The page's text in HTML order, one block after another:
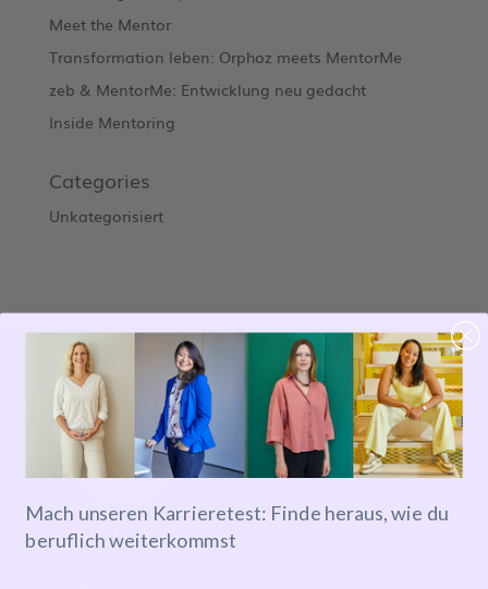
Meet the Mentor
Transformation leben: Orphoz meets MentorMe
zeb & MentorMe: Entwicklung neu gedacht
Inside Mentoring
Categories
Unkategorisiert
Mach unseren Karrieretest: Finde heraus, wie du
beruflich weiterkommst